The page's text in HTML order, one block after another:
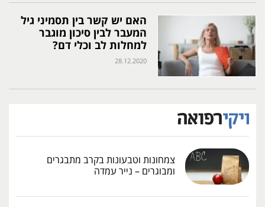
האם יש קשר בין תסמיני גיל
המעבר לבין סיכון מוגבר
למחלות לב וכלי דם?
28.12.2020
צמחונות וטבעונות בקרב מתבגרים
ומבוגרים – נייר עמדה